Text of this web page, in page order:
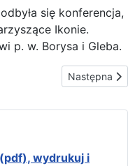
się konferencja,
Ikonie.
p. w. Borysa i Gleba.
i „Nocne wilki”Następna
Następna
wydrukuj i